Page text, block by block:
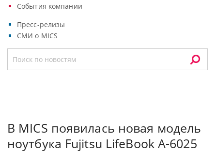
События компании
Пресс-релизы
СМИ о MICS
В МICS появилась новая модель
ноутбука Fujitsu LifeBook A-6025